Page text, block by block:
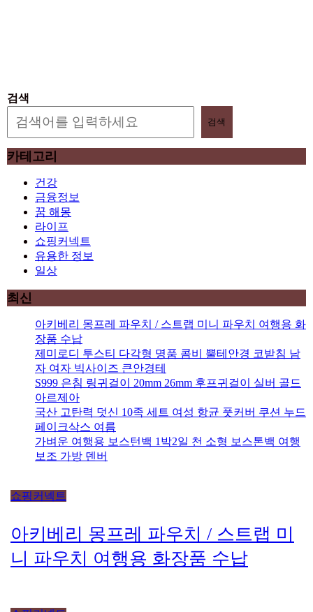
유용한 정보
일상
최신
장품 수납
제미로디 투스티 다각형 명품 콤비 뿔테안경 코받침 남
자 여자 빅사이즈 큰안경테
S999 은침 링귀걸이 20mm 26mm 후프귀걸이 실버 골드
아르제아
국산 고탄력 덧신 10족 세트 여성 항균 풋커버 쿠션 누드
페이크삭스 여름
가벼운 여행용 보스턴백 1박2일 천 소형 보스톤백 여행
보조 가방 덴버
쇼핑커넥트
아키베리 몽프레 파우치 / 스트랩 미
니 파우치 여행용 화장품 수납
쇼핑커넥트
제미로디 투스티 다각형 명품 콤비
뿔테안경 코받침 남자 여자 빅사이즈
큰안경테
쇼핑커넥트